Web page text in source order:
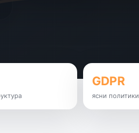
GDPR
ясни политики